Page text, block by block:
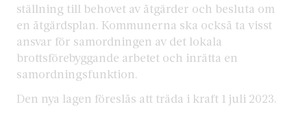
ställning till behovet av åtgärder och besluta om
en åtgärdsplan. Kommunerna ska också ta visst
ansvar för samordningen av det lokala
brottsförebyggande arbetet och inrätta en
samordningsfunktion.
Den nya lagen föreslås att träda i kraft 1 juli 2023.